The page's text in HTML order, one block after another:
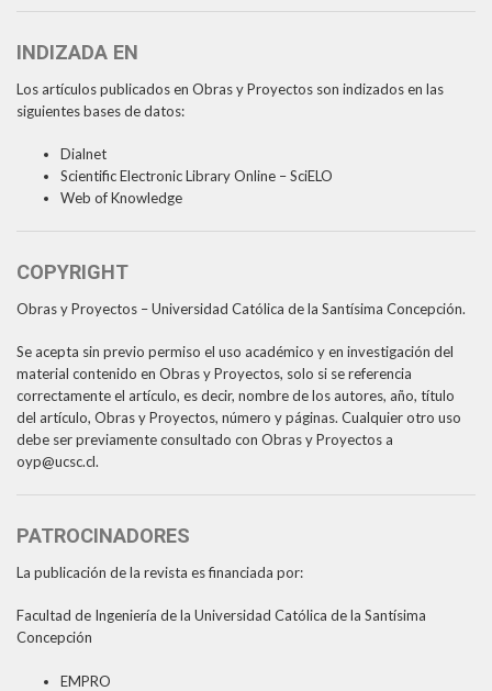
INDIZADA EN
Los artículos publicados en Obras y Proyectos son indizados en las
siguientes bases de datos:
Dialnet
Scientific Electronic Library Online – SciELO
Web of Knowledge
COPYRIGHT
Obras y Proyectos – Universidad Católica de la Santísima Concepción.
Se acepta sin previo permiso el uso académico y en investigación del
material contenido en Obras y Proyectos, solo si se referencia
correctamente el artículo, es decir, nombre de los autores, año, título
del artículo, Obras y Proyectos, número y páginas. Cualquier otro uso
debe ser previamente consultado con Obras y Proyectos a
oyp@ucsc.cl.
PATROCINADORES
La publicación de la revista es financiada por:
Facultad de Ingeniería de la Universidad Católica de la Santísima
Concepción
EMPRO